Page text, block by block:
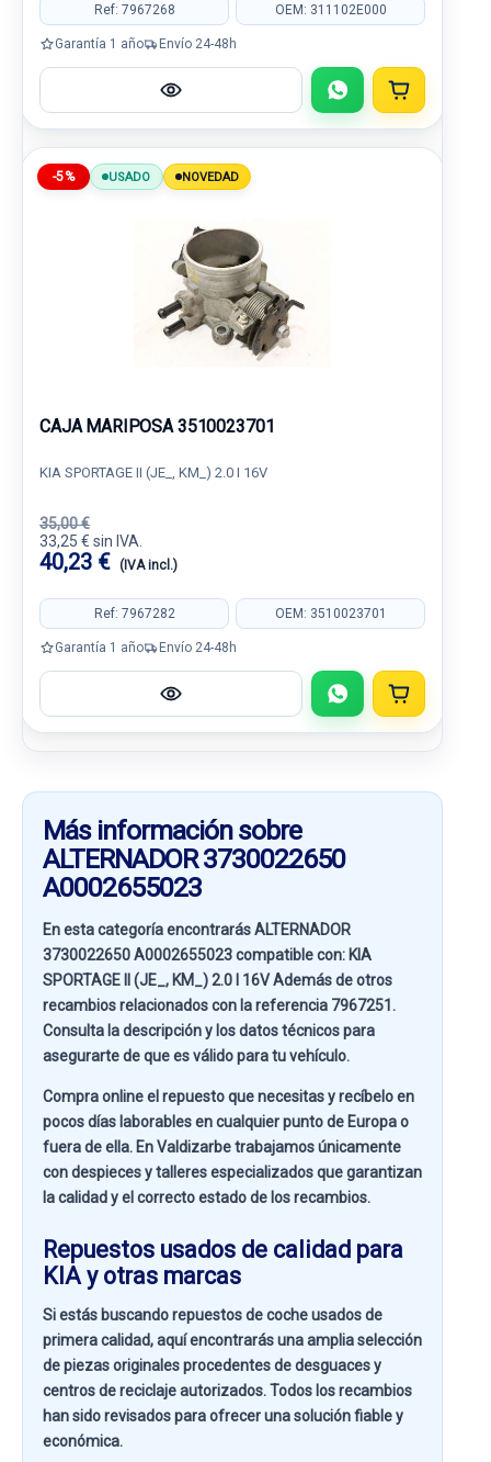
Ref: 7967268 OEM: 311102E000
Garantía 1 año Envío 24-48h
-5% USADO NOVEDAD
CAJA MARIPOSA 3510023701
KIA SPORTAGE II (JE_, KM_) 2.0 I 16V
35,00 €
33,25 € sin IVA.
40,23 € (IVA incl.)
Ref: 7967282 OEM: 3510023701
Garantía 1 año Envío 24-48h
Más información sobre
ALTERNADOR 3730022650
A0002655023
En esta categoría encontrarás ALTERNADOR
3730022650 A0002655023 compatible con: KIA
SPORTAGE II (JE_, KM_) 2.0 I 16VAdemás de otros
recambios relacionados con la referencia 7967251 .
Consulta la descripción y los datos técnicos para
asegurarte de que es válido para tu vehículo.
Compra online el repuesto que necesitas y recíbelo en
pocos días laborables en cualquier punto de Europa o
fuera de ella. EnValdizarbetrabajamos únicamente
con despieces y talleres especializados que garantizan
la calidad y el correcto estado de los recambios.
Repuestos usados de calidad para
KIA y otras marcas
Si estás buscandorepuestos de coche usados de
primera calidad, aquí encontrarás una amplia selección
de piezas originales procedentes de desguaces y
centros de reciclaje autorizados. Todos los recambios
han sido revisados para ofrecer una solución fiable y
económica.